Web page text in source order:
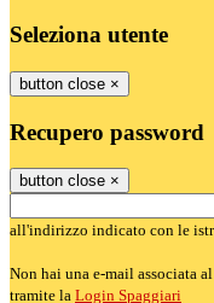
Seleziona utente
button close ×
Recupero password
button close ×
all'indirizzo indicato con le
Non hai una e-mail associata
tramite la Login Spaggiari